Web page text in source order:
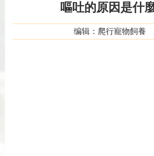
嘔吐的原因是什
编辑：爬行寵物飼養